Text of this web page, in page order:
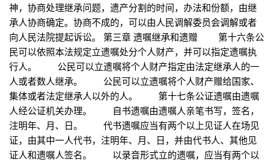
神，协商处理继承问题，遗产分割的时间，办法和份额，由继
承人协商确定。协商不成的，可以由人民调解委员会调解或者
向人民法院提起诉讼。 第三章 遗嘱继承和遗赠 第十六条公
民可以依照本法规定立遗嘱处分个人财产，并可以指定遗嘱执
行人。 公民可以立遗嘱将个人财产指定由法定继承人的一
人或者数人继承。 公民可以立遗嘱将个人财产赠给国家、
集体或者法定继承人以外的人。 第十七条公证遗嘱由遗嘱
人经公证机关办理。 自书遗嘱由遗嘱人亲笔书写，签名，
注明年、月、日。 代书遗嘱应当有两个以上见证人在场见
证，由其中一人代书，注明年、月、日，并由代书人、其他见
证人和遗嘱人签名。 以录音形式立的遗嘱，应当有两个以